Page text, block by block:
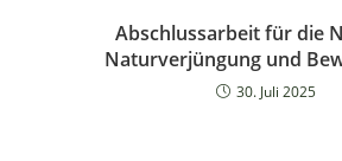
Abschlussarbeit für die
Naturverjüngung und
30. Juli 2025